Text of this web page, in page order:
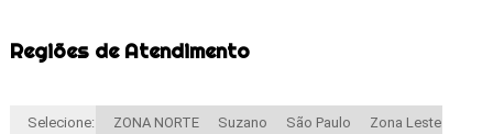
Regiões de Atendimento
Selecione: ZONA NORTE Suzano São Paulo Zona Leste